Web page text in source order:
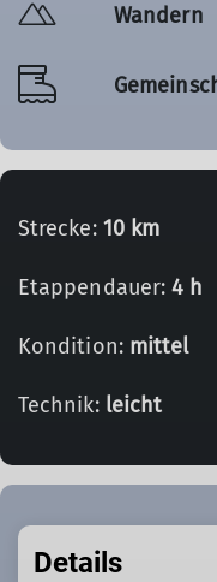
Wandern
Strecke: 10 km
Etappendauer:4 h
Kondition: mittel
Technik: leicht
Details